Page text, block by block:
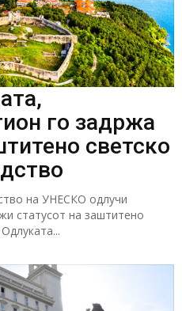
го задржа
светско
на УНЕСКО одлучи
статусот на заштитено